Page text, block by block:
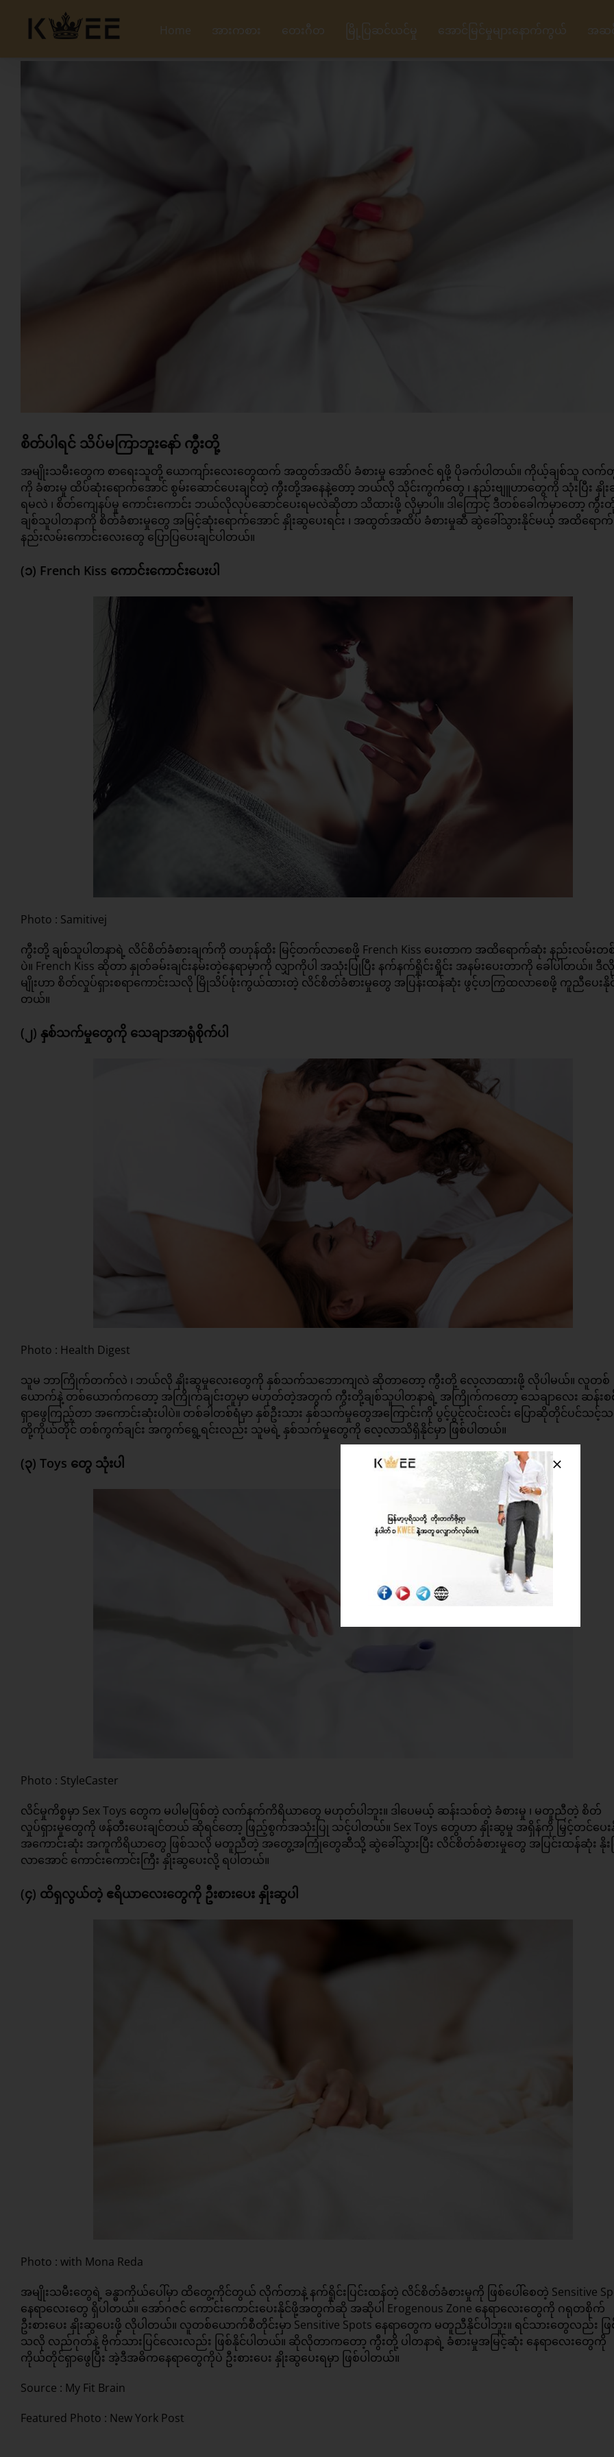
content
Home အားကစား တေးဂီတ မြို့ပြဆင်ယင်မှု အောင်မြင်မှုများနောက်ကွယ် အဆ
စိတ်ပါရင် သိပ်မကြာဘူးနော် ကွီးတို့
အမျိုးသမီးတွေက စာရေးသူတို့ ယောကျာ်းလေးတွေထက် အထွတ်အထိပ် ခံစားမှု အော်ဂဇင် ရဖို့ ပိုခက်ပါတယ်။ ကိုယ့်ချစ်သူ လက်
ကို ခံစားမှု ထိပ်ဆုံးရောက်အောင် စွမ်းဆောင်ပေးချင်တဲ့ ကွီးတို့အနေနဲ့တော့ ဘယ်လို သိုင်းကွက်တွေ ၊ နည်းဗျူဟာတွေကို သုံးပြီး နှိုး
ရမလဲ ၊ စိတ်ကျေနပ်မှု ကောင်းကောင်း ဘယ်လိုလုပ်ဆောင်ပေးရမလဲဆိုတာ သိထားဖို့ လိုမှာပါ။ ဒါကြောင့် ဒီတစ်ခေါက်မှာတော့ ကွီး
ချစ်သူပါတနာကို စိတ်ခံစားမှုတွေ အမြင့်ဆုံးရောက်အောင် နှိုးဆွပေးရင်း ၊ အထွတ်အထိပ် ခံစားမှုဆီ ဆွဲခေါ်သွားနိုင်မယ့် အထိရော
နည်းလမ်းကောင်းလေးတွေ ပြောပြပေးချင်ပါတယ်။
(၁) French Kiss ကောင်းကောင်းပေးပါ
Photo : Samitivej
ကွီးတို့ ချစ်သူပါတနာရဲ့ လိင်စိတ်ခံစားချက်ကို တဟုန်ထိုး မြင့်တက်လာစေဖို့ French Kiss ပေးတာက အထိရောက်ဆုံး နည်းလမ်းတစ်
ပဲ။ French Kiss ဆိုတာ နှုတ်ခမ်းချင်းနမ်းတဲ့နေရာမှာကို လျှာကိုပါ အသုံးပြုပြီး နက်နက်ရှိုင်းရှိုင်း အနမ်းပေးတာကို ခေါ်ပါတယ်။ ဒီ
မျိုးဟာ စိတ်လှုပ်ရှားစရာကောင်းသလို မြိုသိပ်ဖုံးကွယ်ထားတဲ့ လိင်စိတ်ခံစားမှုတွေ အပြန်းထန်ဆုံး ဖွင့်ဟကြွထလာစေဖို့ ကူညီပေးနိုင်
တယ်။
(၂) နှစ်သက်မှုတွေကို သေချာအာရုံစိုက်ပါ
Photo : Health Digest
သူမ ဘာကြိုက်တက်လဲ ၊ ဘယ်လို နှိုးဆွမှုလေးတွေကို နှစ်သက်သဘောကျလဲ ဆိုတာတော့ ကွီးတို့ လေ့လာထားဖို့ လိုပါမယ်။ လူတစ်
ယောက်နဲ့ တစ်ယောက်ကတော့ အကြိုက်ချင်းတူမှာ မဟုတ်တဲ့အတွက် ကွီးတို့ချစ်သူပါတနာရဲ့ အကြိုက်ကတော့ သေချာလေး ဆန်းစ
ရှာဖွေကြည့်တာ အကောင်းဆုံးပါပဲ။ တစ်ခါတစ်ရံမှာ နှစ်ဦးသား နှစ်သက်မှုတွေအကြောင်းကို ပွင့်ပွင့်လင်းလင်း ပြောဆိုတိုင်ပင်သင့်
တို့ကိုယ်တိုင် တစ်ကွက်ချင်း အကွက်ရွေ့ရင်းလည်း သူမရဲ့ နှစ်သက်မှုတွေကို လေ့လာသိရှိနိုင်မှာ ဖြစ်ပါတယ်။
(၃) Toys တွေ သုံးပါ
Photo : StyleCaster
လိင်မှုကိစ္စမှာ Sex Toys တွေက မပါမဖြစ်တဲ့ လက်နက်ကိရိယာတွေ မဟုတ်ပါဘူး။ ဒါပေမယ့် ဆန်းသစ်တဲ့ ခံစားမှု ၊ မတူညီတဲ့ စိတ်
လှုပ်ရှားမှုတွေကို ဖန်တီးပေးချင်တယ် ဆိုရင်တော့ ဖြည့်စွက်အသုံးပြု သင့်ပါတယ်။ Sex Toys တွေဟာ နှိုးဆွမှု အရှိန်ကို မြှင့်တင်ပေ
အကောင်းဆုံး အကူကိရိယာတွေ ဖြစ်သလို မတူညီတဲ့ အတွေ့အကြုံတွေဆီသို့ ဆွဲခေါ်သွားပြီး လိင်စိတ်ခံစားမှုတွေ အပြင်းထန်ဆုံး နိုးက
လာအောင် ကောင်းကောင်းကြီး နှိုးဆွပေးလို့ ရပါတယ်။
(၄) ထိရှလွယ်တဲ့ ဧရိယာလေးတွေကို ဦးစားပေး နှိုးဆွပါ
Photo : with Mona Reda
အမျိုးသမီးတွေရဲ့ ခန္ဓာကိုယ်ပေါ်မှာ ထိတွေ့ကိုင်တွယ် လိုက်တာနဲ့ နက်ရှိုင်းပြင်းထန်တဲ့ လိင်စိတ်ခံစားမှုကို ဖြစ်ပေါ်စေတဲ့ Sensitive
နေရာလေးတွေ ရှိပါတယ်။ အော်ဂဇင် ကောင်းကောင်းပေးနိုင်ဖို့အတွက်ဆို အဆိုပါ Erogenous Zone နေရာလေးတွေကို ဂရုတစိုက်
ဦးစားပေး နှိုးဆွပေးဖို့ လိုပါတယ်။ လူတစ်ယောက်စီတိုင်းမှာ Sensitive Spots နေရာတွေက မတူညီနိုင်ပါဘူး။ ရင်သားတွေလည်း ဖြ
သလို လည်ဂုတ်နဲ့ ဗိုက်သားပြင်လေးလည်း ဖြစ်နိုင်ပါတယ်။ ဆိုလိုတာကတော့ ကွီးတို့ ပါတနာရဲ့ ခံစားမှုအမြင့်ဆုံး နေရာလေးတွေကို
ကိုယ်တိုင်ရှာဖွေပြီး အဲ့ဒီအဓိကနေရာတွေကိုပဲ ဦးစားပေး နှိုးဆွပေးရမှာ ဖြစ်ပါတယ်။
Source : My Fit Brain
Featured Photo : New York Post